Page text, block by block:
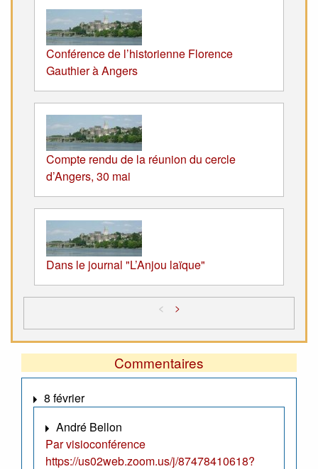
Conférence de l’historienne Florence
Gauthier à Angers
Compte rendu de la réunion du cercle
d’Angers, 30 mai
Dans le journal "L’Anjou laïque"
< >
Commentaires
8 février
André Bellon
Par visioconférence
https://us02web.zoom.us/j/87478410618?